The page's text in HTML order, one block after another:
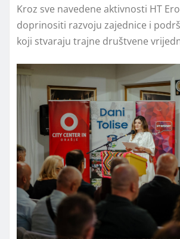
Kroz sve navedene aktivnosti HT
doprinositi razvoju zajednice i
koji stvaraju trajne društvene